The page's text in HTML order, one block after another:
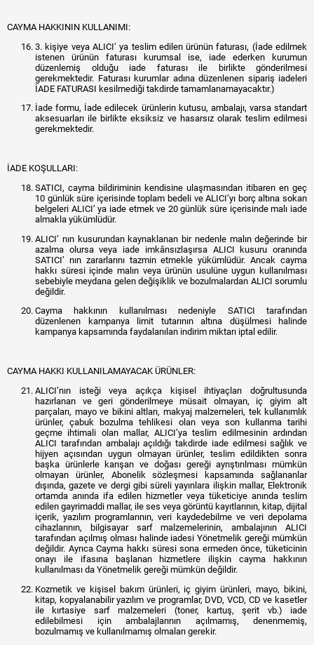
CAYMA HAKKININ KULLANIMI:
3. kişiye veya ALICI’ ya teslim edilen ürünün faturası, (İade edilmek
istenen ürünün faturası kurumsal ise, iade ederken kurumun
düzenlemiş olduğu iade faturası ile birlikte gönderilmesi
gerekmektedir. Faturası kurumlar adına düzenlenen sipariş iadeleri
İADE FATURASI kesilmediği takdirde tamamlanamayacaktır.)
İade formu, İade edilecek ürünlerin kutusu, ambalajı, varsa standart
aksesuarları ile birlikte eksiksiz ve hasarsız olarak teslim edilmesi
gerekmektedir.
İADE KOŞULLARI:
SATICI, cayma bildiriminin kendisine ulaşmasından itibaren en geç
10 günlük süre içerisinde toplam bedeli ve ALICI’yı borç altına sokan
belgeleri ALICI’ ya iade etmek ve 20 günlük süre içerisinde malı iade
almakla yükümlüdür.
ALICI’ nın kusurundan kaynaklanan bir nedenle malın değerinde bir
azalma olursa veya iade imkânsızlaşırsa ALICI kusuru oranında
SATICI’ nın zararlarını tazmin etmekle yükümlüdür. Ancak cayma
hakkı süresi içinde malın veya ürünün usulüne uygun kullanılması
sebebiyle meydana gelen değişiklik ve bozulmalardan ALICI sorumlu
değildir.
Cayma hakkının kullanılması nedeniyle SATICI tarafından
düzenlenen kampanya limit tutarının altına düşülmesi halinde
kampanya kapsamında faydalanılan indirim miktarı iptal edilir.
CAYMA HAKKI KULLANILAMAYACAK ÜRÜNLER:
ALICI’nın isteği veya açıkça kişisel ihtiyaçları doğrultusunda
hazırlanan ve geri gönderilmeye müsait olmayan, iç giyim alt
parçaları, mayo ve bikini altları, makyaj malzemeleri, tek kullanımlık
ürünler, çabuk bozulma tehlikesi olan veya son kullanma tarihi
geçme ihtimali olan mallar, ALICI’ya teslim edilmesinin ardından
ALICI tarafından ambalajı açıldığı takdirde iade edilmesi sağlık ve
hijyen açısından uygun olmayan ürünler, teslim edildikten sonra
başka ürünlerle karışan ve doğası gereği ayrıştırılması mümkün
olmayan ürünler, Abonelik sözleşmesi kapsamında sağlananlar
dışında, gazete ve dergi gibi süreli yayınlara ilişkin mallar, Elektronik
ortamda anında ifa edilen hizmetler veya tüketiciye anında teslim
edilen gayrimaddi mallar, ile ses veya görüntü kayıtlarının, kitap, dijital
içerik, yazılım programlarının, veri kaydedebilme ve veri depolama
cihazlarının, bilgisayar sarf malzemelerinin, ambalajının ALICI
tarafından açılmış olması halinde iadesi Yönetmelik gereği mümkün
değildir. Ayrıca Cayma hakkı süresi sona ermeden önce, tüketicinin
onayı ile ifasına başlanan hizmetlere ilişkin cayma hakkının
kullanılması da Yönetmelik gereği mümkün değildir.
Kozmetik ve kişisel bakım ürünleri, iç giyim ürünleri, mayo, bikini,
kitap, kopyalanabilir yazılım ve programlar, DVD, VCD, CD ve kasetler
ile kırtasiye sarf malzemeleri (toner, kartuş, şerit vb.) iade
edilebilmesi için ambalajlarının açılmamış, denenmemiş,
bozulmamış ve kullanılmamış olmaları gerekir.